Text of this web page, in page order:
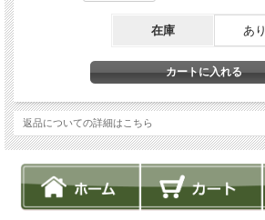
★お届けまでに4～14日位かかります。発送までの日
が、順番に発送させていただきますので、ご了承の程
※写真はイメージです。このようなパンが、種類によ
安としては18～20個程度入ります。同じ種類が2個以
ご来店されるお客様に選ぶ楽しさを味わっていただく
パンを焼いています。パンは前日から予想をたてて準
候によってもパンの売れ行きがかわり、閉店後におい
もあります。しょうがないとは思いつつも、職人が丹
在庫 あり
返品についての詳細はこちら